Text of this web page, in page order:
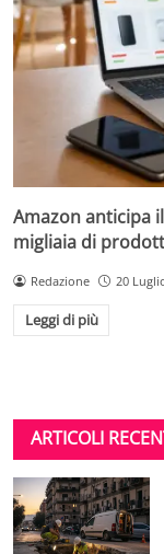
Amazon anticipa
migliaia di
Redazione 20
Leggi di più
ARTICOLI